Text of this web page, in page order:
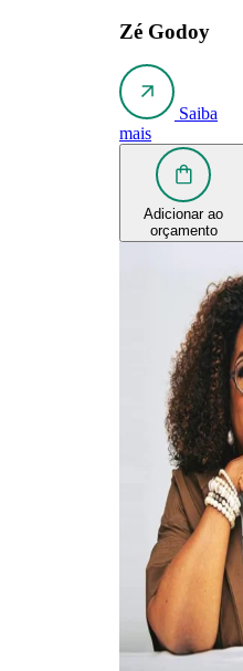
Zé Godoy
Saiba
mais
Adicionar ao
orçamento